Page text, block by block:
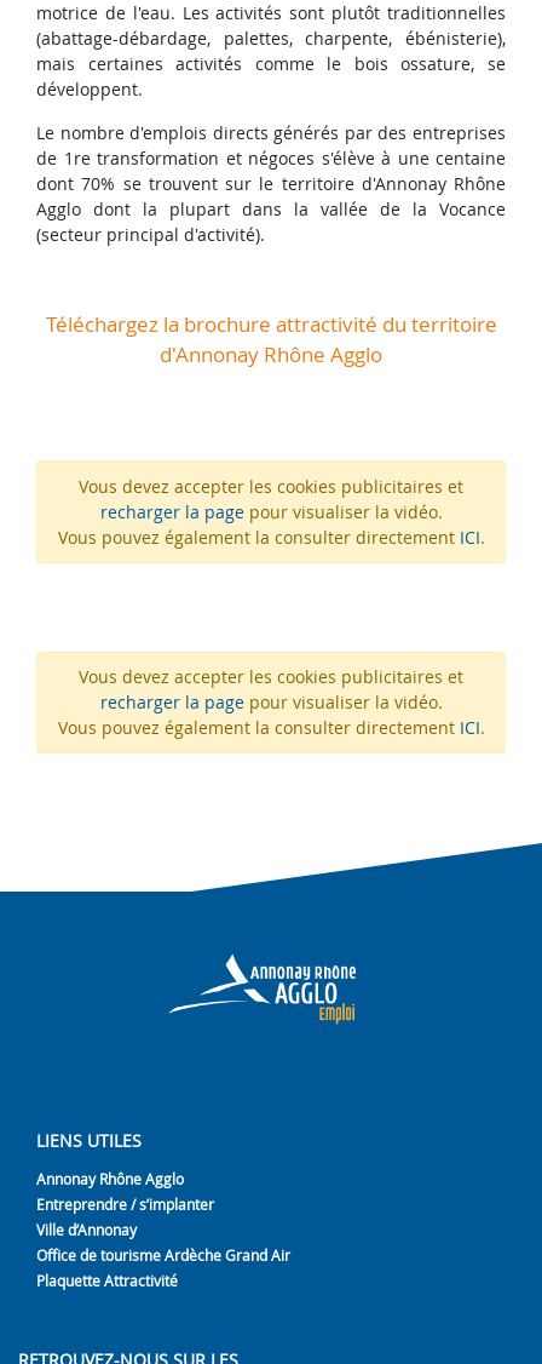
motrice de l'eau. Les activités sont plutôt traditionnelles
(abattage-débardage, palettes, charpente, ébénisterie),
mais certaines activités comme le bois ossature, se
développent.
Le nombre d'emplois directs générés par des entreprises
de 1re transformation et négoces s'élève à une centaine
dont 70% se trouvent sur le territoire d'Annonay Rhône
Agglo dont la plupart dans la vallée de la Vocance
(secteur principal d'activité).
Téléchargez la brochure attractivité du territoire
d'Annonay Rhône Agglo
Vous devez accepter les cookies publicitaires et
recharger la pagepour visualiser la vidéo.
Vous pouvez également la consulter directement ICI.
Vous devez accepter les cookies publicitaires et
recharger la pagepour visualiser la vidéo.
Vous pouvez également la consulter directement ICI.
LIENS UTILES
Annonay Rhône Agglo
Entreprendre / s’implanter
Ville d’Annonay
Office de tourisme Ardèche Grand Air
Plaquette Attractivité
RETROUVEZ-NOUS SUR LES